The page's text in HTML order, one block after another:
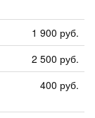
1 900 руб.
2 500 руб.
400 руб.